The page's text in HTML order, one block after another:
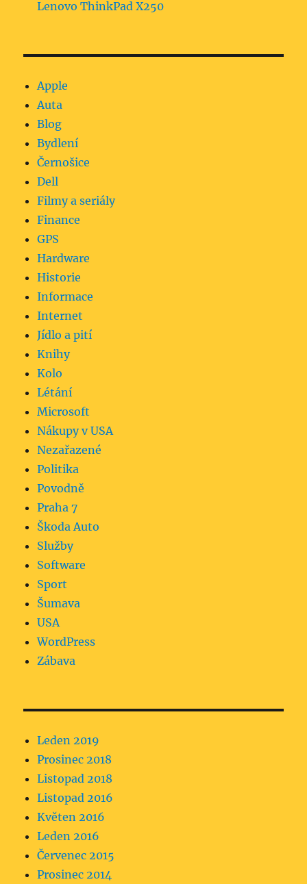
Lenovo ThinkPad X250
Apple
Auta
Blog
Bydlení
Černošice
Dell
Filmy a seriály
Finance
GPS
Hardware
Historie
Informace
Internet
Jídlo a pití
Knihy
Kolo
Létání
Microsoft
Nákupy v USA
Nezařazené
Politika
Povodně
Praha 7
Škoda Auto
Služby
Software
Sport
Šumava
USA
WordPress
Zábava
Leden 2019
Prosinec 2018
Listopad 2018
Listopad 2016
Květen 2016
Leden 2016
Červenec 2015
Prosinec 2014